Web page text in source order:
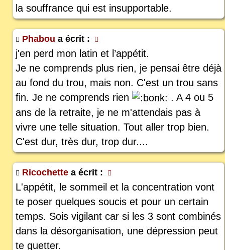
la souffrance qui est insupportable.
Phabou a écrit :
j'en perd mon latin et l’appétit.
Je ne comprends plus rien, je pensai être déjà
au fond du trou, mais non. C'est un trou sans
fin. Je ne comprends rien
. A 4 ou 5
ans de la retraite, je ne m'attendais pas à
vivre une telle situation. Tout aller trop bien.
C'est dur, très dur, trop dur....
Ricochette a écrit :
L'appétit, le sommeil et la concentration vont
te poser quelques soucis et pour un certain
temps. Sois vigilant car si les 3 sont combinés
dans la désorganisation, une dépression peut
te guetter.